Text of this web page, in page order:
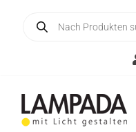
search